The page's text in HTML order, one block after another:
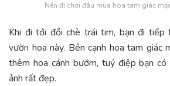
Nên đi chơi đâu mùa hoa tam giác
Khi đi tới đồi chè trái tim, bạn đi
vườn hoa này. Bên cạnh hoa tam giác
thêm hoa cánh bướm, tuý điệp bạn
ảnh rất đẹp.